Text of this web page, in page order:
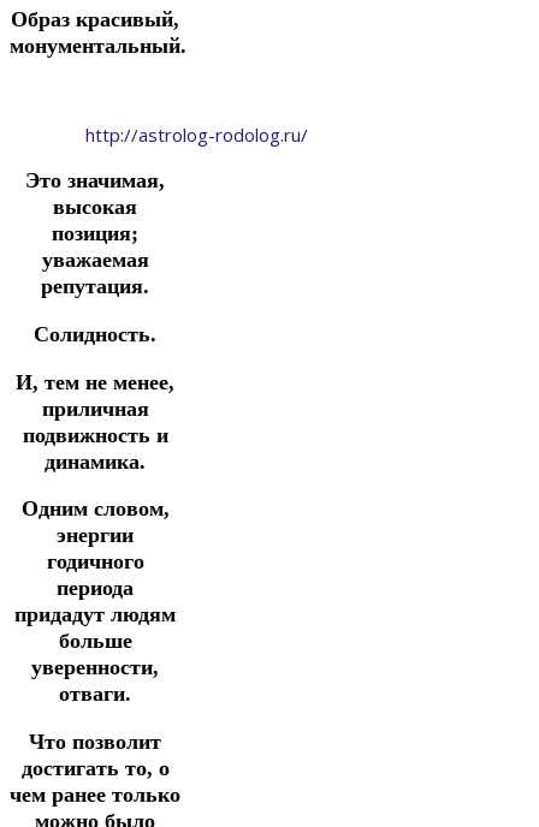
Образ красивый,
монументальный.
http://astrolog-rodolog.ru/
Это значимая,
высокая
позиция;
уважаемая
репутация.
Солидность.
И, тем не менее,
приличная
подвижность и
динамика.
Одним словом,
энергии
годичного
периода
придадут людям
больше
уверенности,
отваги.
Что позволит
достигать то, о
чем ранее только
можно было